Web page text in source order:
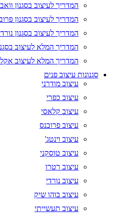
המדריך לעיצוב בסגנון
המדריך לעיצוב בסגנון
המדריך לעיצוב בסגנון
המדריך המלא לעיצוב
המדריך המלא לעיצוב
סגנונות עיצוב פנים
עיצוב מודרני
עיצוב כפרי
עיצוב קלאסי
עיצוב פרובנס
עיצוב וינטג'
עיצוב טוסקני
עיצוב רטרו
עיצוב נורדי
עיצוב בוהו שיק
עיצוב תעשייתי